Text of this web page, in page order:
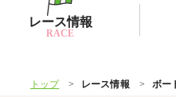
レース情報
RACE
トップ レース情報 ボー